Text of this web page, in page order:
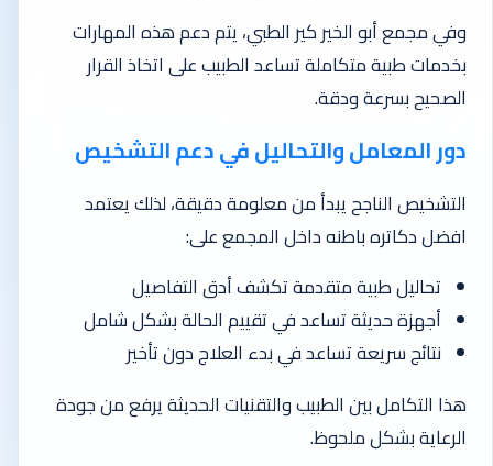
وفي مجمع أبو الخير كير الطبي، يتم دعم هذه المهارات
بخدمات طبية متكاملة تساعد الطبيب على اتخاذ القرار
الصحيح بسرعة ودقة.
دور المعامل والتحاليل في دعم التشخيص
التشخيص الناجح يبدأ من معلومة دقيقة، لذلك يعتمد
افضل دكاتره باطنه داخل المجمع على:
تحاليل طبية متقدمة تكشف أدق التفاصيل
أجهزة حديثة تساعد في تقييم الحالة بشكل شامل
نتائج سريعة تساعد في بدء العلاج دون تأخير
هذا التكامل بين الطبيب والتقنيات الحديثة يرفع من جودة
الرعاية بشكل ملحوظ.